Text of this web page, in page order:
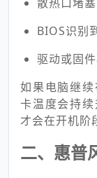
BIOS识别
驱动或固
如果电脑继
卡温度会持
才会在开机阶
二、惠普